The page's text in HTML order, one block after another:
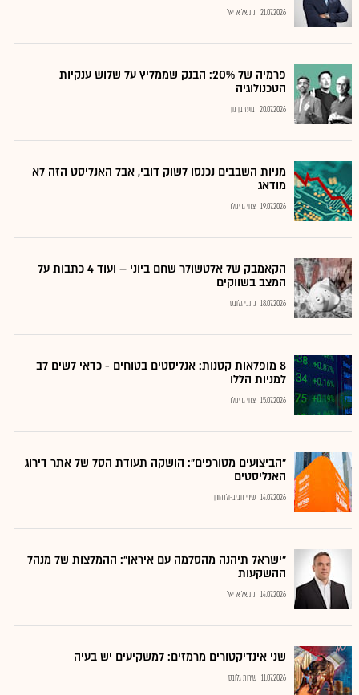
21.07.2026 נתנאל אריאל
פרמיה של 20%: הבנק שממליץ על שלוש ענקיות
הטכנולוגיה
20.07.2026 בועז בן נון
מניות השבבים נכנסו לשוק דובי, אבל האנליסט הזה לא
מודאג
19.07.2026 צחי גרינולד
הקאמבק של אלטשולר שחם ביוני – ועוד 4 כתבות על
המצב בשווקים
18.07.2026 כתבי גלובס
8 מופלאות קטנות: אנליסטים בטוחים - כדאי לשים לב
למניות הללו
15.07.2026 צחי גרינולד
"הביצועים מטורפים": הושקה תעודת הסל של אתר דירוג
האנליסטים
14.07.2026 שירי חביב-ולדהורן
"ישראל תיהנה מהסלמה עם איראן": ההמלצות של מנהל
ההשקעות
14.07.2026 נתנאל אריאל
שני אינדיקטורים מרמזים: למשקיעים יש בעיה
11.07.2026 שירות גלובס